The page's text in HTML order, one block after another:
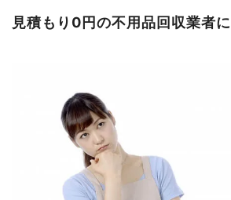
見積もり0円の不用品回収業者